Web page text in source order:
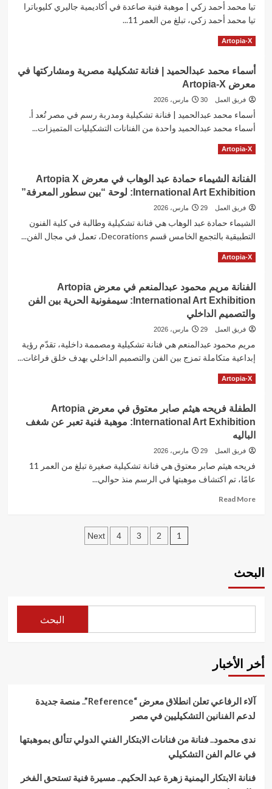
مفتاح
الحياة
داخل
عين
في
معرض
Artopia-
X
تيا محمد أحمد زكي | موهبة فنية صاعدة في أكاديمية جاليري كليوباترا
تيا محمد أحمد زكي، تبلغ من العمر 11...
Read More
Read
تيا
محمد
أحمد
ضمن
المشاركين
في
معرض
X
تحت
جاليري
كليوباترا
Artopia-X
أسماء محمد عبدالحميد | فنانة تشكيلية مصرية ومشاركتها في
معرض Artopia-X
فريق العمل 30 مارس، 2026
أسماء محمد عبدالحميد | فنانة تشكيلية ومدربة رسم في مصر تُعد أ.
أسماء محمد عبدالحميد واحدة من الفنانات التشكيليات المتميزات...
Read More
Read
أسماء
محمد
عبدالحميد
فنانة
تشكيلية
مصرية
ومشاركتها
معرض
Artopia-
X
Artopia-X
الفنانة الشيماء حمادة عبد الوهاب في معرض Artopia X
International Art Exhibition: لوحة “بين سطور المعرفة”
فريق العمل 29 مارس، 2026
الشيماء حمادة عبد الوهاب هي فنانة تشكيلية وطالبة في كلية الفنون
التطبيقية بالتجمع الخامس قسم Decorations، تعمل في مجال الفن...
Read More
Read
الفنانة
الشيماء
حمادة
الوهاب
في
معرض
Exhibition:
لوحة
سطور
المعرفة”
Artopia-X
الفنانة مريم محمود عبدالمنعم في معرض Artopia
International Art Exhibition: سيمفونية الحرية بين الفن
والتصميم الداخلي
فريق العمل 29 مارس، 2026
مريم محمود عبدالمنعم هي فنانة تشكيلية ومصممة داخلية، تقدّم رؤية
إبداعية متكاملة تمزج بين الفن والتصميم الداخلي بهدف خلق فراغات...
Read More
Read
الفنانة
مريم
عبدالمنعم
في
معرض
Artopia
Artopia-X
الطفلة فريحه هيثم صابر معتوق في معرض Artopia
International Art Exhibition: موهبة فنية تعبر عن شغف
الباليه
فريق العمل 29 مارس، 2026
فريحه هيثم صابر معتوق هي فنانة تشكيلية صغيرة تبلغ من العمر 11
عامًا، تم اكتشاف موهبتها في الرسم منذ حوالي...
Read More
Art
فنية
شغف
الباليه
تعدد
1
2
3
4
Next
البحث
البحث
أخر الأخبار
آلاء الرفاعي تعلن انطلاق معرض “Reference”.. منصة جديدة
لدعم الفنانين التشكيليين في مصر
ندى محمود.. فنانة من فنانات الابتكار الفني الدولي تتألق بموهبتها
في عالم الفن التشكيلي
فنانة الابتكار اليمنية زهرة عبد الحكيم.. مسيرة فنية تستحق الفخر